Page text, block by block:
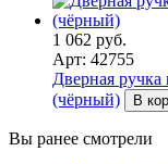
1 062 руб.
Арт: 42755
Дверная
(чёрный)
В
Вы ранее смотрели